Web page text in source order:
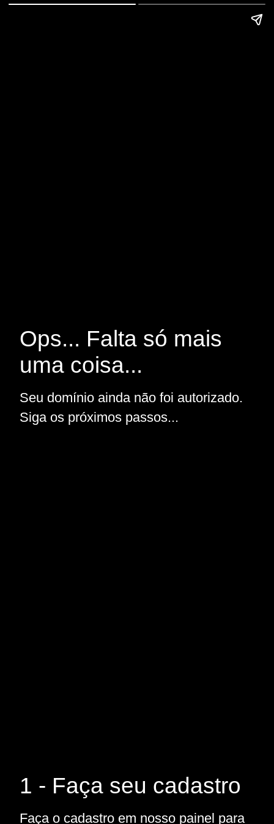
Ops... Falta só mais
uma coisa...
Seu domínio ainda não foi autorizado.
Siga os próximos passos...
1 - Faça seu cadastro
Faça o cadastro em nosso painel para